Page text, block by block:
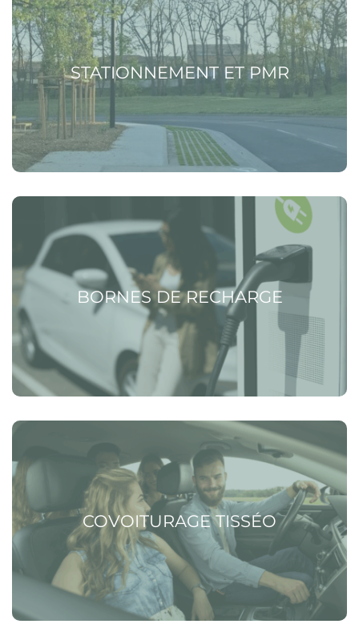
STATIONNEMENT ET PMR
BORNES DE RECHARGE
Voir la page Bornes de recharge
COVOITURAGE TISSÉO
Voir la page Covoiturage Tisséo